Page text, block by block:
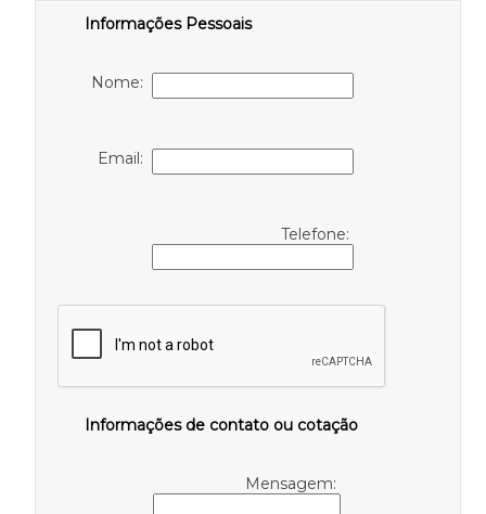
Informações Pessoais
Nome:
Email:
Telefone:
Informações de contato ou cotação
Mensagem: